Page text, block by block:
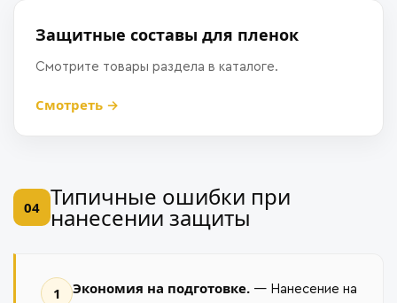
Защитные составы для пленок
Смотрите товары раздела в каталоге.
Смотреть →
04 Типичные ошибки при
нанесении защиты
1 Экономия на подготовке. — Нанесение на